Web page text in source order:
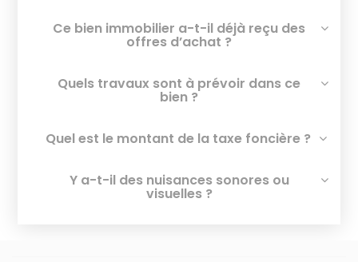
Ce bien immobilier a-t-il déjà reçu des
offres d’achat ?
Quels travaux sont à prévoir dans ce
bien ?
Quel est le montant de la taxe foncière ?
Y a-t-il des nuisances sonores ou
visuelles ?